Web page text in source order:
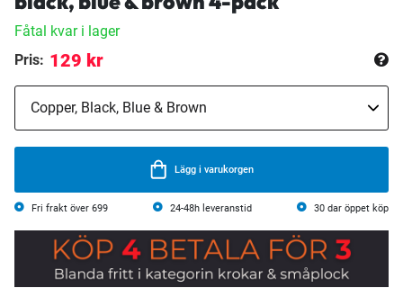
Fåtal kvar i lager
Pris: 129 kr
Lägg i varukorgen
Fri frakt över 699 24-48h leveranstid 30 dar öppet köp